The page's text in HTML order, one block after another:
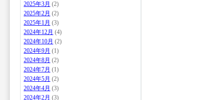
2025年3月 (2)
2025年2月 (2)
2025年1月 (3)
2024年12月 (4)
2024年10月 (2)
2024年9月 (1)
2024年8月 (2)
2024年7月 (1)
2024年5月 (2)
2024年4月 (3)
2024年2月 (3)